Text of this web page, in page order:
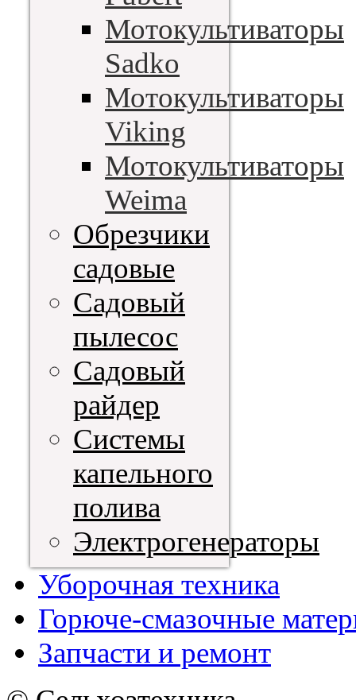
Мотокультиваторы
Sadko
Мотокультиваторы
Viking
Мотокультиваторы
Weima
Обрезчики
садовые
Садовый
пылесос
Садовый
райдер
Системы
капельного
полива
Электрогенераторы
Уборочная техника
Горюче-смазочные
Запчасти и ремонт